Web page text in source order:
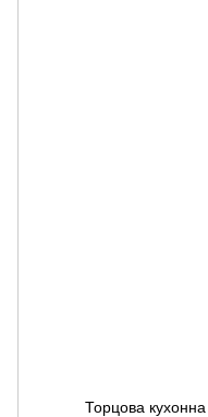
Торцова